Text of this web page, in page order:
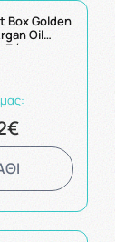
Box Golden
Oil